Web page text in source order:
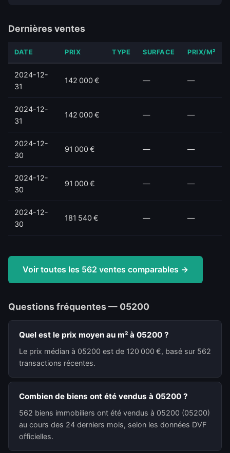
Dernières ventes
DATE PRIX TYPE SURFACE PRIX/M²
2024-12-
31
142 000 € — —
2024-12-
31
142 000 € — —
2024-12-
30
91 000 € — —
2024-12-
30
91 000 € — —
2024-12-
30
181 540 € — —
Voir toutes les 562 ventes comparables →
Questions fréquentes — 05200
Quel est le prix moyen au m² à 05200 ?
Le prix médian à 05200 est de 120 000 €, basé sur 562
transactions récentes.
Combien de biens ont été vendus à 05200 ?
562 biens immobiliers ont été vendus à 05200 (05200)
au cours des 24 derniers mois, selon les données DVF
officielles.